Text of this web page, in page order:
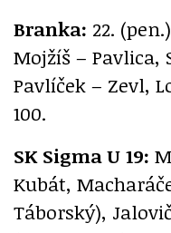
Branka: 22.
Mojžíš – Pavlica,
Pavlíček – Zevl,
100.
SK Sigma U 19:
Kubát,
Táborský),